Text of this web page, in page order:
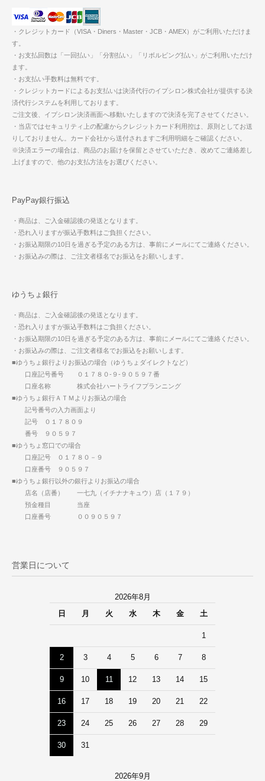
・クレジットカード（VISA・Diners・Master・JCB・AMEX）がご利用いただけま
す。
・お支払回数は「一回払い」「分割払い」「リボルビング払い」がご利用いただけ
ます。
・お支払い手数料は無料です。
・クレジットカードによるお支払いは決済代行のイプシロン株式会社が提供する決
済代行システムを利用しております。
ご注文後、イプシロン決済画面へ移動いたしますので決済を完了させてください。
・当店ではセキュリティ上の配慮からクレジットカード利用控は、原則としてお送
りしておりません。カード会社から送付されますご利用明細をご確認ください。
※決済エラーの場合は、商品のお届けを保留とさせていただき、改めてご連絡差し
上げますので、他のお支払方法をお選びください。
PayPay銀行振込
・商品は、ご入金確認後の発送となります。
・恐れ入りますが振込手数料はご負担ください。
・お振込期限の10日を過ぎる予定のある方は、事前にメールにてご連絡ください。
・お振込みの際は、ご注文者様名でお振込をお願いします。
ゆうちょ銀行
・商品は、ご入金確認後の発送となります。
・恐れ入りますが振込手数料はご負担ください。
・お振込期限の10日を過ぎる予定のある方は、事前にメールにてご連絡ください。
・お振込みの際は、ご注文者様名でお振込をお願いします。
■ゆうちょ銀行よりお振込の場合（ゆうちょダイレクトなど）
口座記号番号 ０１７８０-９-９０５９７番
口座名称 株式会社ハートライフプランニング
■ゆうちょ銀行ＡＴＭよりお振込の場合
記号番号の入力画面より
記号 ０１７８０９
番号 ９０５９７
■ゆうちょ窓口での場合
口座記号 ０１７８０－９
口座番号 ９０５９７
■ゆうちょ銀行以外の銀行よりお振込の場合
店名（店番） 一七九（イチナナキュウ）店（１７９）
預金種目 当座
口座番号 ００９０５９７
営業日について
2026年8月
日
月 火 水 木 金 土
1
2 3 4 5 6 7 8
9 10 11 12 13 14 15
16 17 18 19 20 21 22
23 24 25 26 27 28 29
30 31
2026年9月